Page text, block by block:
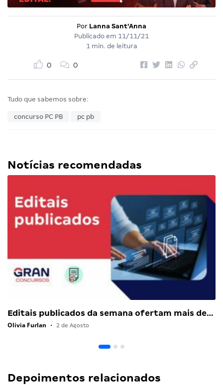
Por Lanna Sant'Anna
Publicado em 11/11/21
1 min. de leitura
0 0
Tudo que sabemos sobre:
concurso PC PB pc pb
Notícias recomendadas
Editais publicados da semana ofertam mais de…
Olivia Furlan • 2 de Agosto
Depoimentos relacionados